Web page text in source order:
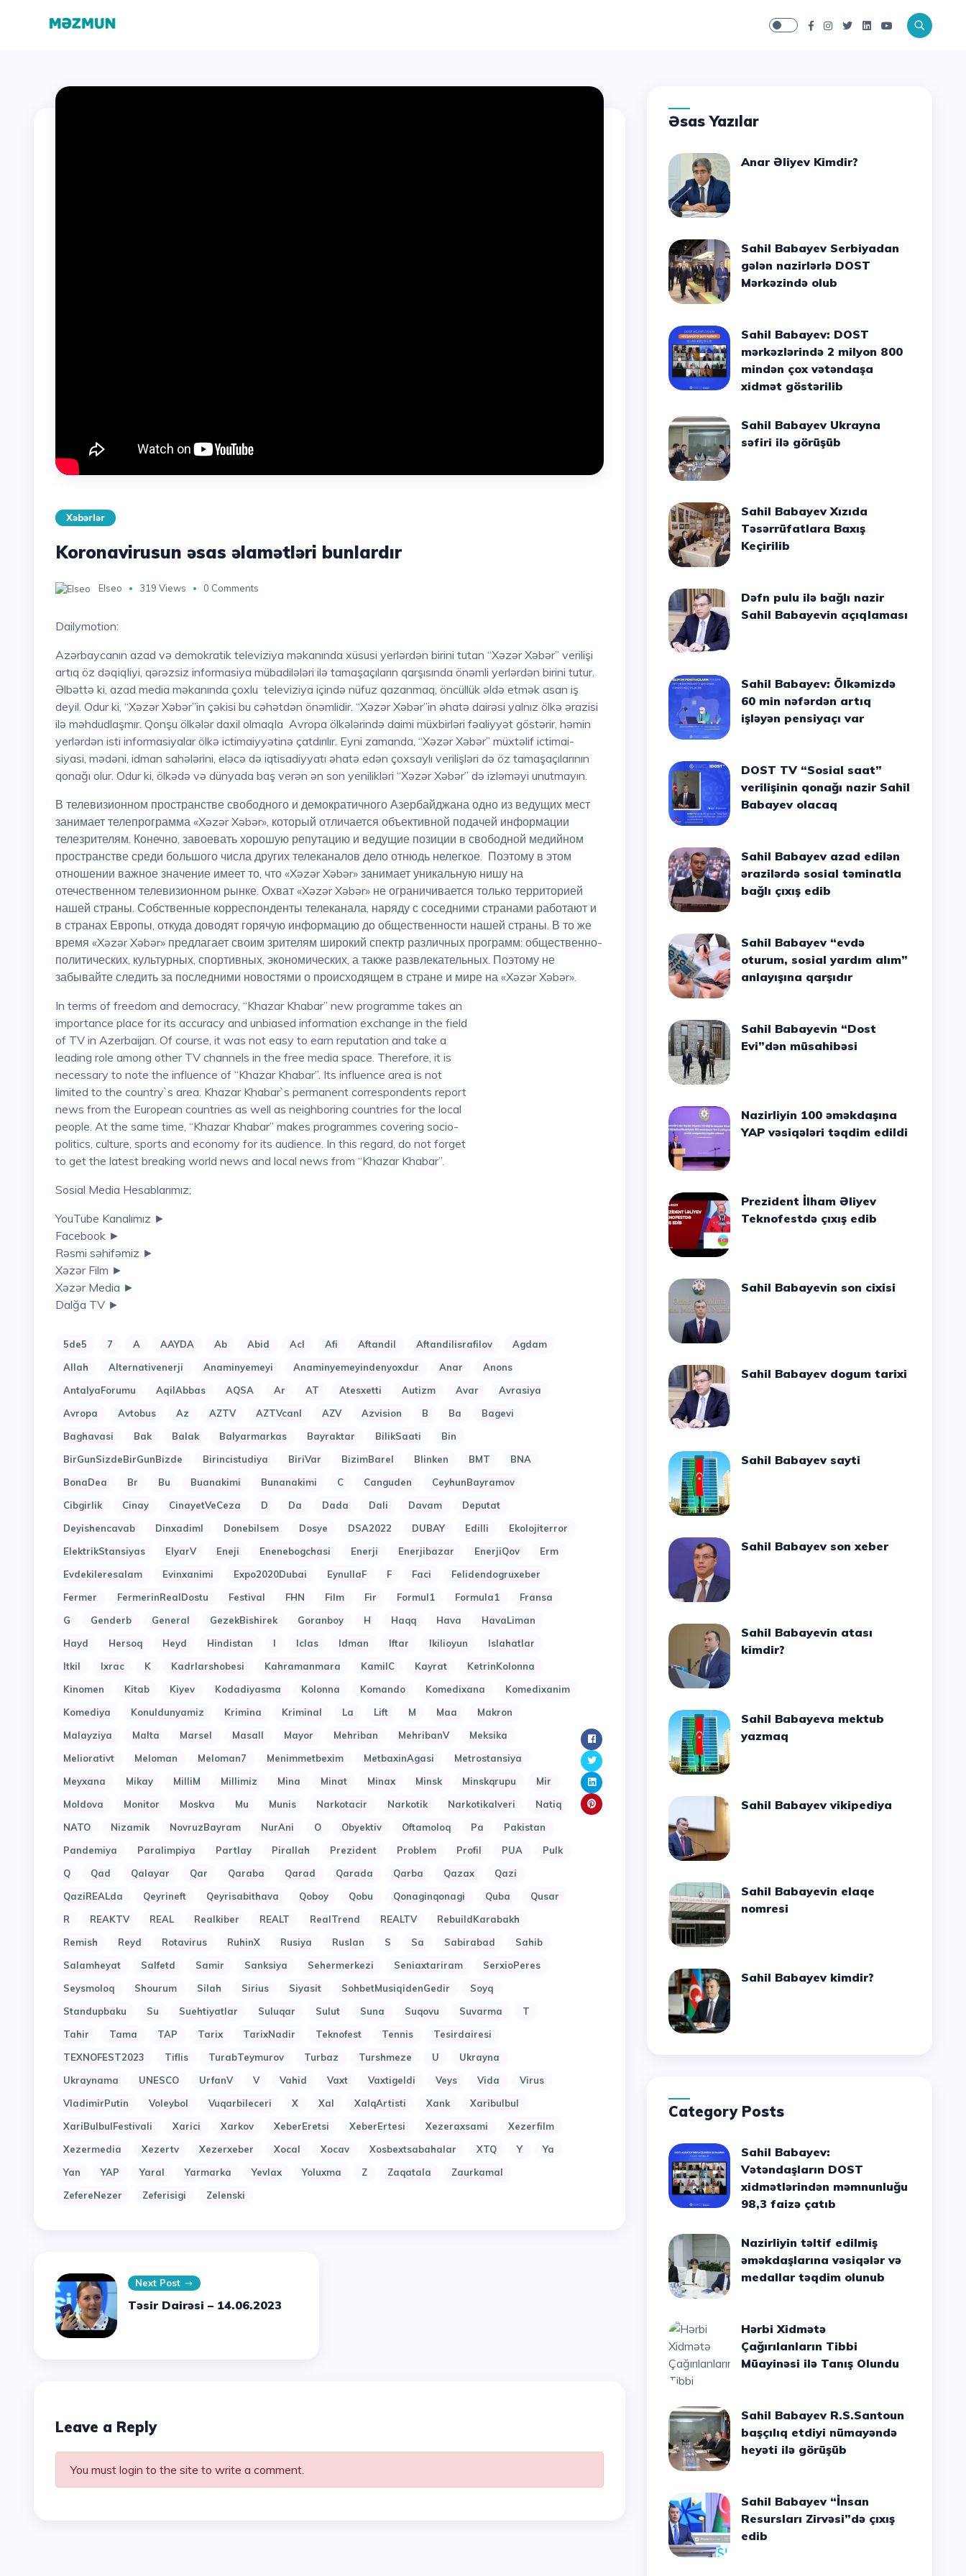
Xəbərlər
Koronavirusun əsas əlamətləri bunlardır
Elseo 319 Views 0 Comments
Dailymotion:
Azərbaycanın azad və demokratik televiziya məkanında xüsusi yerlərdən birini tutan “Xəzər Xəbər” verilişi
artıq öz dəqiqliyi, qərəzsiz informasiya mübadilələri ilə tamaşaçıların qarşısında önəmli yerlərdən birini tutur.
Əlbəttə ki, azad media məkanında çoxlu televiziya içində nüfuz qazanmaq, öncüllük əldə etmək asan iş
deyil. Odur ki, “Xəzər Xəbər”in çəkisi bu cəhətdən önəmlidir. “Xəzər Xəbər”in əhatə dairəsi yalnız ölkə ərazisi
ilə məhdudlaşmır. Qonşu ölkələr daxil olmaqla Avropa ölkələrində daimi müxbirləri fəaliyyət göstərir, həmin
yerlərdən isti informasiyalar ölkə ictimaiyyətinə çatdırılır. Eyni zamanda, “Xəzər Xəbər” müxtəlif ictimai-
siyasi, mədəni, idman sahələrini, eləcə də iqtisadiyyatı əhatə edən çoxsaylı verilişləri də öz tamaşaçılarının
qonağı olur. Odur ki, ölkədə və dünyada baş verən ən son yenilikləri “Xəzər Xəbər” də izləməyi unutmayın.
В телевизионном пространстве свободного и демократичного Азербайджана одно из ведущих мест
занимает телепрограмма «Xəzər Xəbər», который отличается объективной подачей информации
телезрителям. Конечно, завоевать хорошую репутацию и ведущие позиции в свободной медийном
пространстве среди большого числа других телеканалов дело отнюдь нелегкое. Поэтому в этом
отношении важное значение имеет то, что «Xəzər Xəbər» занимает уникальную нишу на
отечественном телевизионном рынке. Охват «Xəzər Xəbər» не ограничивается только территорией
нашей страны. Собственные корреспонденты телеканала, наряду с соседними странами работают и
в странах Европы, откуда доводят горячую информацию до общественности нашей страны. В то же
время «Xəzər Xəbər» предлагает своим зрителям широкий спектр различных программ: общественно-
политических, культурных, спортивных, экономических, а также развлекательных. Поэтому не
забывайте следить за последними новостями о происходящем в стране и мире на «Xəzər Xəbər».
In terms of freedom and democracy, “Khazar Khabar” new programme takes an
importance place for its accuracy and unbiased information exchange in the field
of TV in Azerbaijan. Of course, it was not easy to earn reputation and take a
leading role among other TV channels in the free media space. Therefore, it is
necessary to note the influence of “Khazar Khabar”. Its influence area is not
limited to the country`s area. Khazar Khabar`s permanent correspondents report
news from the European countries as well as neighboring countries for the local
people. At the same time, “Khazar Khabar” makes programmes covering socio-
politics, culture, sports and economy for its audience. In this regard, do not forget
to get the latest breaking world news and local news from “Khazar Khabar”.
Sosial Media Hesablarımız;
YouTube Kanalımız ►
Facebook ►
Rəsmi səhifəmiz ►
Xəzər Film ►
Xəzər Media ►
Dalğa TV ►
5de5 7 A AAYDA Ab Abid Acl Afi Aftandil Aftandilisrafilov
Agdam
Allah
Alternativenerji Anaminyemeyi Anaminyemeyindenyoxdur Anar
Anons
AntalyaForumu
AqilAbbas AQSA Ar AT Atesxetti Autizm Avar
Avrasiya
Avropa
Avtobus Az AZTV AZTVcanl AZV Azvision B Ba
Bagevi
Baghavasi
Bak Balak Balyarmarkas Bayraktar BilikSaati
Bin
BirGunSizdeBirGunBizde
Birincistudiya BiriVar BizimBarel Blinken BMT
BNA
BonaDea
Br Bu Buanakimi Bunanakimi C Canguden
CeyhunBayramov
Cibgirlik
Cinay CinayetVeCeza D Da Dada Dali Davam
Deputat
Deyishencavab
Dinxadiml Donebilsem Dosye DSA2022 DUBAY Edilli
Ekolojiterror
ElektrikStansiyas
ElyarV Eneji Enenebogchasi Enerji Enerjibazar EnerjiQov
Erm
Evdekileresalam
Evinxanimi Expo2020Dubai EynullaF F Faci
Felidendogruxeber
Fermer
FermerinRealDostu Festival FHN Film Fir Formul1 Formula1
Fransa
G
Genderb General GezekBishirek Goranboy H Haqq Hava
HavaLiman
Hayd
Hersoq Heyd Hindistan I Iclas Idman Iftar Ikilioyun
Islahatlar
Itkil
Ixrac K Kadrlarshobesi Kahramanmara KamilC Kayrat
KetrinKolonna
Kinomen
Kitab Kiyev Kodadiyasma Kolonna Komando Komedixana
Komedixanim
Komediya
Konuldunyamiz Krimina Kriminal La Lift M Maa
Makron
Malayziya
Malta Marsel Masall Mayor Mehriban MehribanV
Meksika
Meliorativt
Meloman Meloman7 Menimmetbexim MetbaxinAgasi
Metrostansiya
Meyxana
Mikay MilliM Millimiz Mina Minat Minax Minsk Minskqrupu
Mir
Moldova
Monitor Moskva Mu Munis Narkotacir Narkotik Narkotikalveri
Natiq
NATO
Nizamik NovruzBayram NurAni O Obyektiv Oftamoloq Pa
Pakistan
Pandemiya
Paralimpiya Partlay Pirallah Prezident Problem Profil PUA
Pulk
Q
Qad Qalayar Qar Qaraba Qarad Qarada Qarba Qazax
Qazi
QaziREALda
Qeyrineft Qeyrisabithava Qoboy Qobu Qonaginqonagi Quba
Qusar
R
REAKTV REAL Realkiber REALT RealTrend REALTV
RebuildKarabakh
Remish
Reyd Rotavirus RuhinX Rusiya Ruslan S Sa Sabirabad
Sahib
Salamheyat
Salfetd Samir Sanksiya Sehermerkezi Seniaxtariram
SerxioPeres
Seysmoloq
Shourum Silah Sirius Siyasit SohbetMusiqidenGedir
Soyq
Standupbaku
Su Suehtiyatlar Suluqar Sulut Suna Suqovu Suvarma
T
Tahir
Tama TAP Tarix TarixNadir Teknofest Tennis
Tesirdairesi
TEXNOFEST2023
Tiflis TurabTeymurov Turbaz Turshmeze U
Ukrayna
Ukraynama
UNESCO UrfanV V Vahid Vaxt Vaxtigeldi Veys Vida
Virus
VladimirPutin
Voleybol Vuqarbileceri X Xal XalqArtisti Xank
Xaribulbul
XariBulbulFestivali
Xarici Xarkov XeberEretsi XeberErtesi Xezeraxsami
Xezerfilm
Xezermedia
Xezertv Xezerxeber Xocal Xocav Xosbextsabahalar XTQ Y
Ya
Yan
YAP Yaral Yarmarka Yevlax Yoluxma Z Zaqatala
Zaurkamal
ZefereNezer
Zeferisigi Zelenski
Next Post
Təsir Dairəsi – 14.06.2023
Leave a Reply
You must login to the site to write a comment.
Əsas Yazılar
Anar Əliyev Kimdir?
Sahil Babayev Serbiyadan
gələn nazirlərlə DOST
Mərkəzində olub
Sahil Babayev: DOST
mərkəzlərində 2 milyon 800
mindən çox vətəndaşa
xidmət göstərilib
Sahil Babayev Ukrayna
səfiri ilə görüşüb
Sahil Babayev Xızıda
Təsərrüfatlara Baxış
Keçirilib
Dəfn pulu ilə bağlı nazir
Sahil Babayevin açıqlaması
Sahil Babayev: Ölkəmizdə
60 min nəfərdən artıq
işləyən pensiyaçı var
DOST TV “Sosial saat”
verilişinin qonağı nazir Sahil
Babayev olacaq
Sahil Babayev azad edilən
ərazilərdə sosial təminatla
bağlı çıxış edib
Sahil Babayev “evdə
oturum, sosial yardım alım”
anlayışına qarşıdır
Sahil Babayevin “Dost
Evi”dən müsahibəsi
Nazirliyin 100 əməkdaşına
YAP vəsiqələri təqdim edildi
Prezident İlham Əliyev
Teknofestdə çıxış edib
Sahil Babayevin son cixisi
Sahil Babayev dogum tarixi
Sahil Babayev sayti
Sahil Babayev son xeber
Sahil Babayevin atası
kimdir?
Sahil Babayeva mektub
yazmaq
Sahil Babayev vikipediya
Sahil Babayevin elaqe
nomresi
Sahil Babayev kimdir?
Category Posts
Sahil Babayev:
Vətəndaşların DOST
xidmətlərindən məmnunluğu
98,3 faizə çatıb
Nazirliyin təltif edilmiş
əməkdaşlarına vəsiqələr və
medallar təqdim olunub
Hərbi Xidmətə
Çağırılanların Tibbi
Müayinəsi ilə Tanış Olundu
Sahil Babayev R.S.Santoun
başçılıq etdiyi nümayəndə
heyəti ilə görüşüb
Sahil Babayev “İnsan
Resursları Zirvəsi”də çıxış
edib